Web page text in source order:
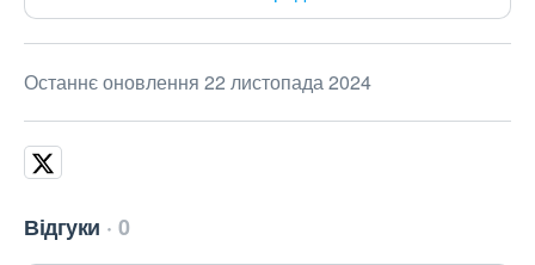
Останнє оновлення 22 листопада 2024
Відгуки 0